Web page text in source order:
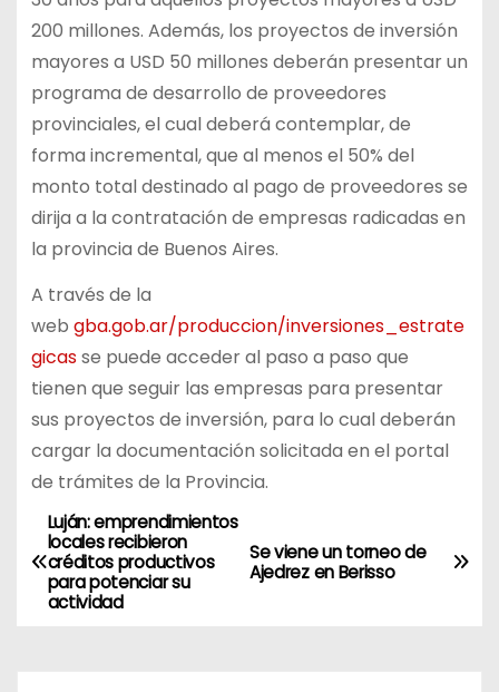
200 millones. Además, los proyectos de inversión
mayores a USD 50 millones deberán presentar un
programa de desarrollo de proveedores
provinciales, el cual deberá contemplar, de
forma incremental, que al menos el 50% del
monto total destinado al pago de proveedores se
dirija a la contratación de empresas radicadas en
la provincia de Buenos Aires.
A través de la
web gba.gob.ar/produccion/inversiones_estrate
gicasse puede acceder al paso a paso que
tienen que seguir las empresas para presentar
sus proyectos de inversión, para lo cual deberán
cargar la documentación solicitada en el portal
de trámites de la Provincia.
N
a
Se viene un torneo de
Ajedrez en Berisso
Luján: emprendimientos
locales recibieron
créditos productivos
para potenciar su
actividad